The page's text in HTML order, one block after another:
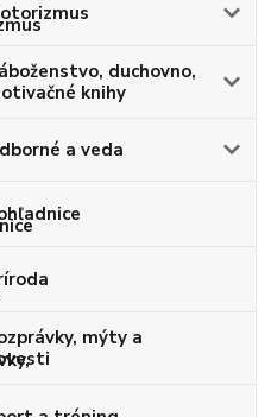
duchovno,
knihy
a veda
mýty a